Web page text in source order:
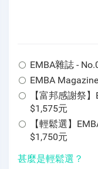
EMBA雜誌 -
EMBA
【富邦感謝祭
$1,575元
【輕鬆選】
$1,750元
甚麼是輕鬆選？